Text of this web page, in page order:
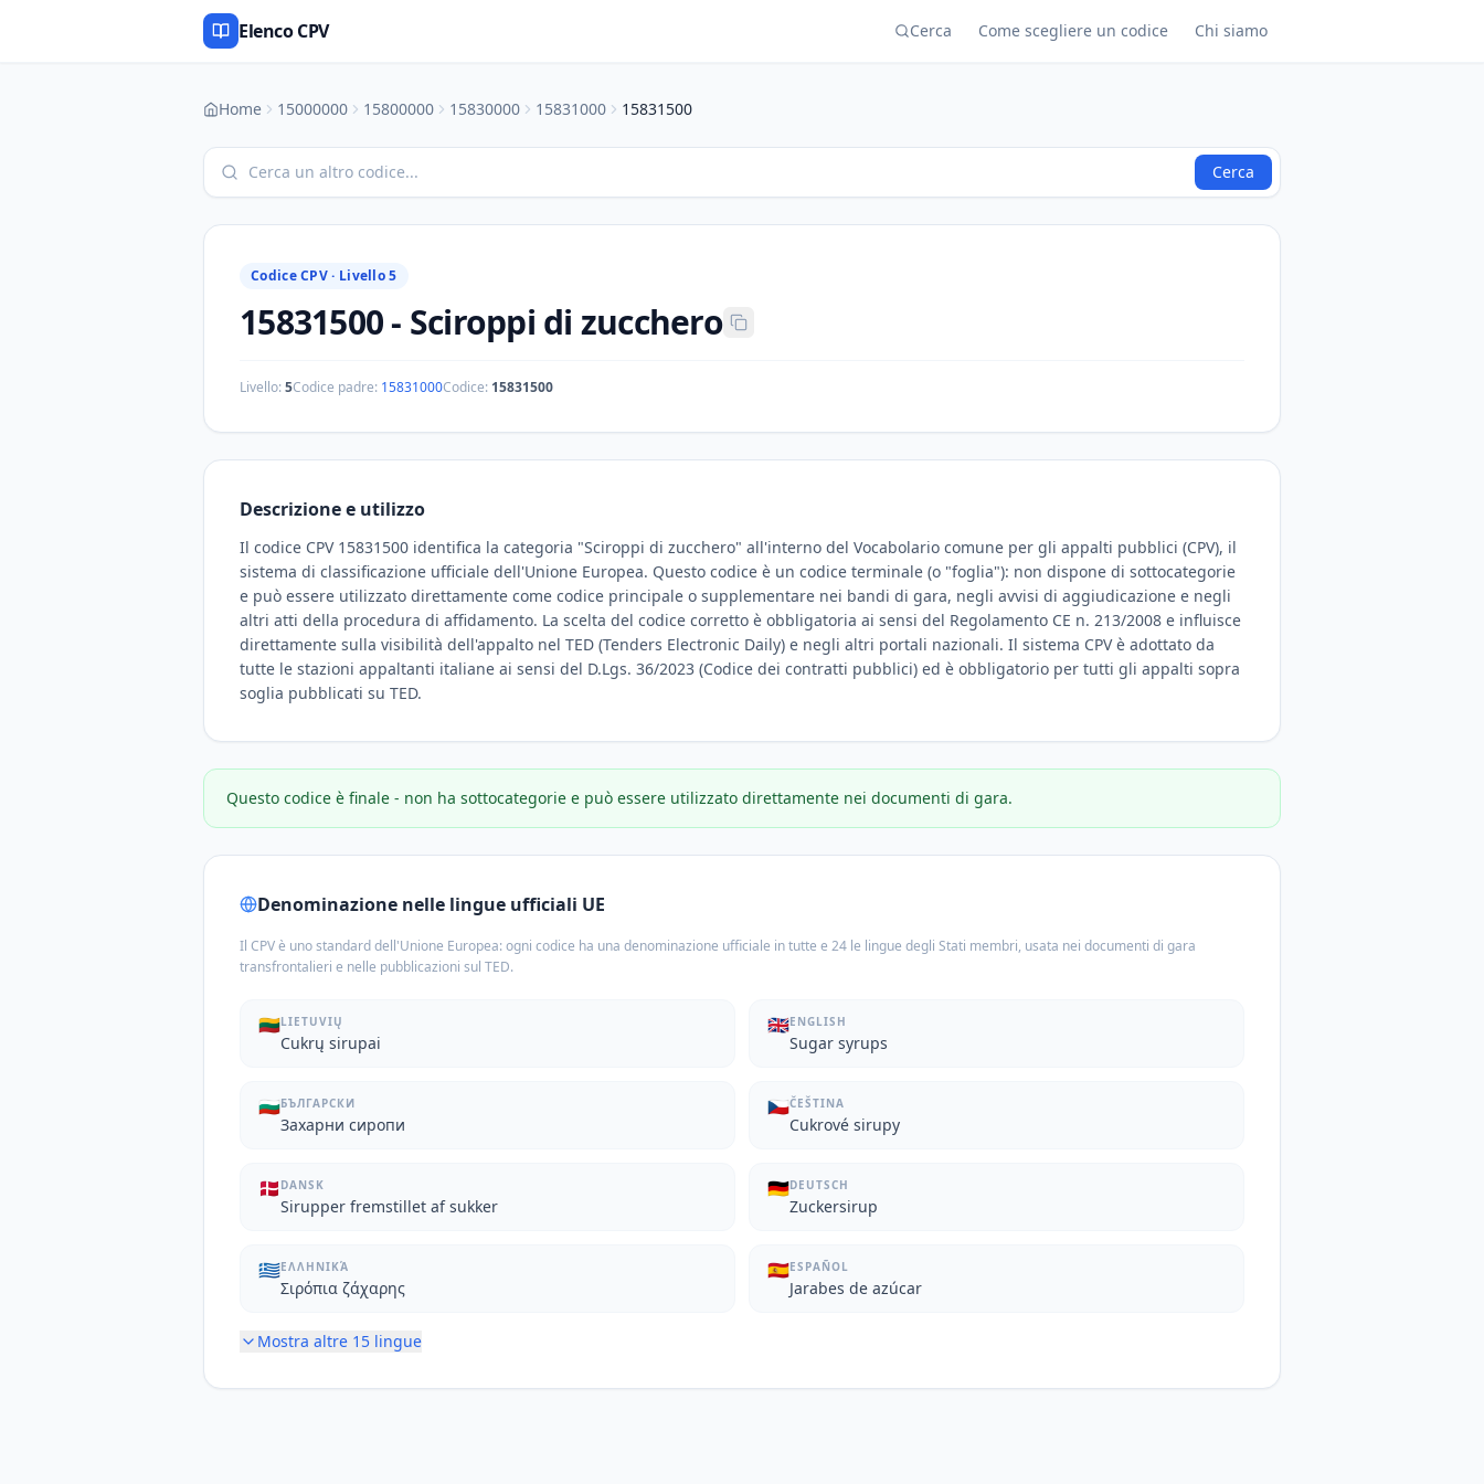
Elenco CPV Cerca Come scegliere un codice Chi siamo
Home 15000000 15800000 15830000 15831000 15831500
Cerca
Codice CPV · Livello 5
15831500- Sciroppi di zucchero
Livello:5Codice padre: 15831000Codice: 15831500
Descrizione e utilizzo
Il codice CPV 15831500 identifica la categoria "Sciroppi di zucchero" all'interno del Vocabolario comune per gli appalti pubblici (CPV), il
sistema di classificazione ufficiale dell'Unione Europea. Questo codice è un codice terminale (o "foglia"): non dispone di sottocategorie
e può essere utilizzato direttamente come codice principale o supplementare nei bandi di gara, negli avvisi di aggiudicazione e negli
altri atti della procedura di affidamento. La scelta del codice corretto è obbligatoria ai sensi del Regolamento CE n. 213/2008 e influisce
direttamente sulla visibilità dell'appalto nel TED (Tenders Electronic Daily) e negli altri portali nazionali. Il sistema CPV è adottato da
tutte le stazioni appaltanti italiane ai sensi del D.Lgs. 36/2023 (Codice dei contratti pubblici) ed è obbligatorio per tutti gli appalti sopra
soglia pubblicati su TED.
Questo codice è finale - non ha sottocategorie e può essere utilizzato direttamente nei documenti di gara.
Denominazione nelle lingue ufficiali UE
Il CPV è uno standard dell'Unione Europea: ogni codice ha una denominazione ufficiale in tutte e 24 le lingue degli Stati membri, usata nei documenti di gara
transfrontalieri e nelle pubblicazioni sul TED.
🇱🇹LIETUVIŲ
Cukrų sirupai
🇬🇧ENGLISH
Sugar syrups
🇧🇬БЪЛГАРСКИ
Захарни сиропи
🇨🇿ČEŠTINA
Cukrové sirupy
🇩🇰 DANSK
Sirupper fremstillet af sukker
🇩🇪DEUTSCH
Zuckersirup
🇬🇷ΕΛΛΗΝΙΚΆ
Σιρόπια ζάχαρης
🇪🇸ESPAÑOL
Jarabes de azúcar
Mostra altre 15 lingue